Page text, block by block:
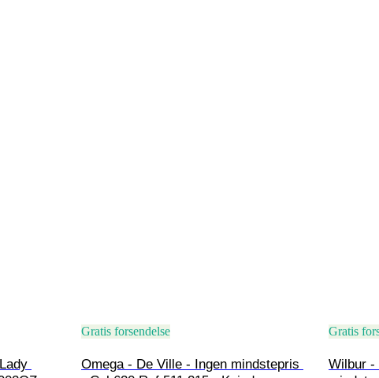
Gratis forsendelse
Omega - De Ville - Ingen mindstepris
Gratis
Wilbur -